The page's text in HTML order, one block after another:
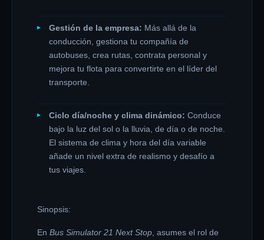
Gestión de la empresa: Más allá de la
conducción, gestiona tu compañía de
autobuses, crea rutas, contrata personal y
mejora tu flota para convertirte en el líder del
transporte.
Ciclo día/noche y clima dinámico: Conduce
bajo la luz del sol o la lluvia, de día o de noche.
El sistema de clima y hora del día variable
añade un nivel extra de realismo y desafío a
tus viajes.
Sinopsis:
En Bus Simulator 21 Next Stop , asumes el rol de